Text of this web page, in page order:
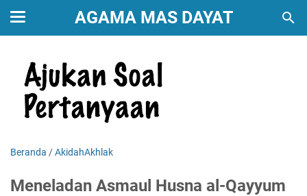
AGAMA MAS DAYAT
Beranda /AkidahAkhlak
Meneladan Asmaul Husna al-Qayyum